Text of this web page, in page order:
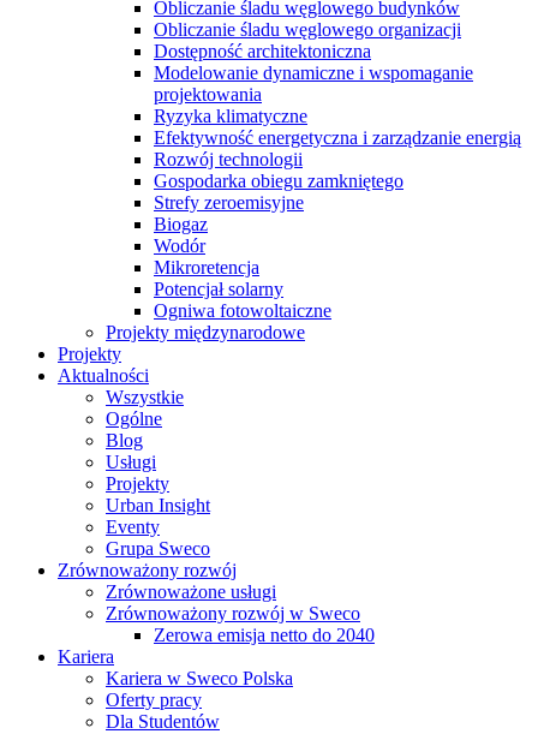
Obliczanie śladu węglowego budynków
Obliczanie śladu węglowego organizacji
Dostępność architektoniczna
Modelowanie dynamiczne i wspomaganie
projektowania
Ryzyka klimatyczne
Efektywność energetyczna i zarządzanie energią
Rozwój technologii
Gospodarka obiegu zamkniętego
Strefy zeroemisyjne
Biogaz
Wodór
Mikroretencja
Potencjał solarny
Ogniwa fotowoltaiczne
Projekty międzynarodowe
Projekty
Aktualności
Wszystkie
Ogólne
Blog
Usługi
Projekty
Urban Insight
Eventy
Grupa Sweco
Zrównoważony rozwój
Zrównoważone usługi
Zrównoważony rozwój w Sweco
Zerowa emisja netto do 2040
Kariera
Kariera w Sweco Polska
Oferty pracy
Dla Studentów